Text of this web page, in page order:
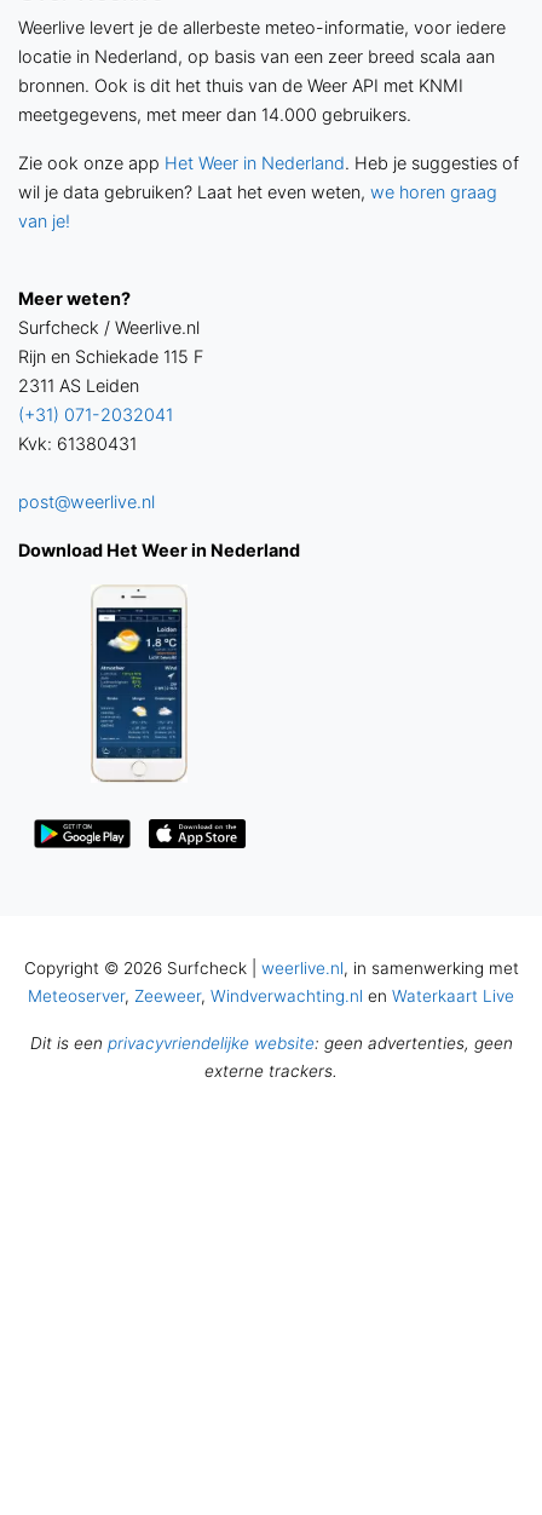
Weerlive levert je de allerbeste meteo-informatie, voor iedere
locatie in Nederland, op basis van een zeer breed scala aan
bronnen. Ook is dit het thuis van de Weer API met KNMI
meetgegevens, met meer dan 14.000 gebruikers.
Zie ook onze app Het Weer in Nederland. Heb je suggesties of
wil je data gebruiken? Laat het even weten, we horen graag
van je!
Meer weten?
Surfcheck / Weerlive.nl
Rijn en Schiekade 115 F
2311 AS Leiden
(+31) 071-2032041
Kvk: 61380431
post@weerlive.nl
Download Het Weer in Nederland
Copyright © 2026 Surfcheck | weerlive.nl, in samenwerking met
Meteoserver, Zeeweer, Windverwachting.nl en Waterkaart Live
Dit is een privacyvriendelijke website: geen advertenties, geen
externe trackers.